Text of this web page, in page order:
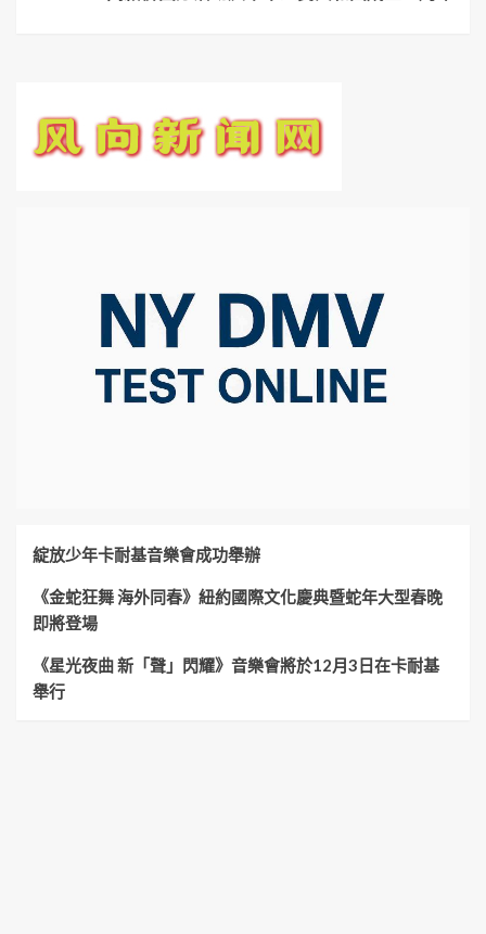
綻放少年卡耐基音樂會成功舉辦
《金蛇狂舞 海外同春》紐約國際文化慶典暨蛇年大型春晚
即將登場
《星光夜曲 新「聲」閃耀》音樂會將於12月3日在卡耐基
舉行